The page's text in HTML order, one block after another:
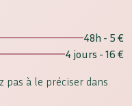
48h - 5 €
4 jours - 16 €
pas à le préciser dans